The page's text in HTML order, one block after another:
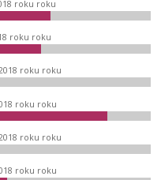
roku roku
roku roku
roku roku
roku roku
roku roku
roku roku